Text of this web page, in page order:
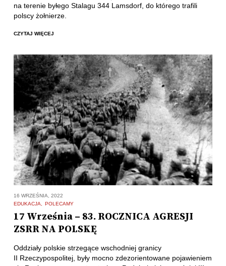
na terenie byłego Stalagu 344 Lamsdorf, do którego trafili
polscy żołnierze.
CZYTAJ WIĘCEJ
16 WRZEŚNIA, 2022
EDUKACJA
POLECAMY
17 Września – 83. ROCZNICA AGRESJI
ZSRR NA POLSKĘ
Oddziały polskie strzegące wschodniej granicy
II Rzeczypospolitej, były mocno zdezorientowane pojawieniem